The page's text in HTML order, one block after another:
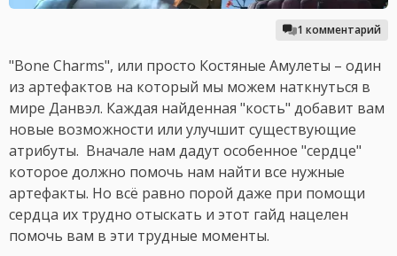
1 комментарий
"Bone Сharms", или просто Костяные Амулеты – один
из артефактов на который мы можем наткнуться в
мире Данвэл. Каждая найденная "кость" добавит вам
новые возможности или улучшит существующие
атрибуты. Вначале нам дадут особенное "сердце"
которое должно помочь нам найти все нужные
артефакты. Но всё равно порой даже при помощи
сердца их трудно отыскать и этот гайд нацелен
помочь вам в эти трудные моменты.